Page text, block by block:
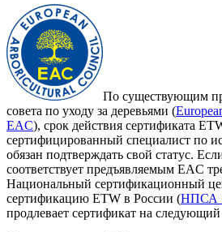
По существующим
совета по уходу за деревьями (
EAC), срок действия сертификата
сертифицированный специалист по
обязан подтверждать свой статус.
соответствует предъявляемым EAC
Национальный сертификационный
сертификацию ETW в России (НПСА
продлевает сертификат на